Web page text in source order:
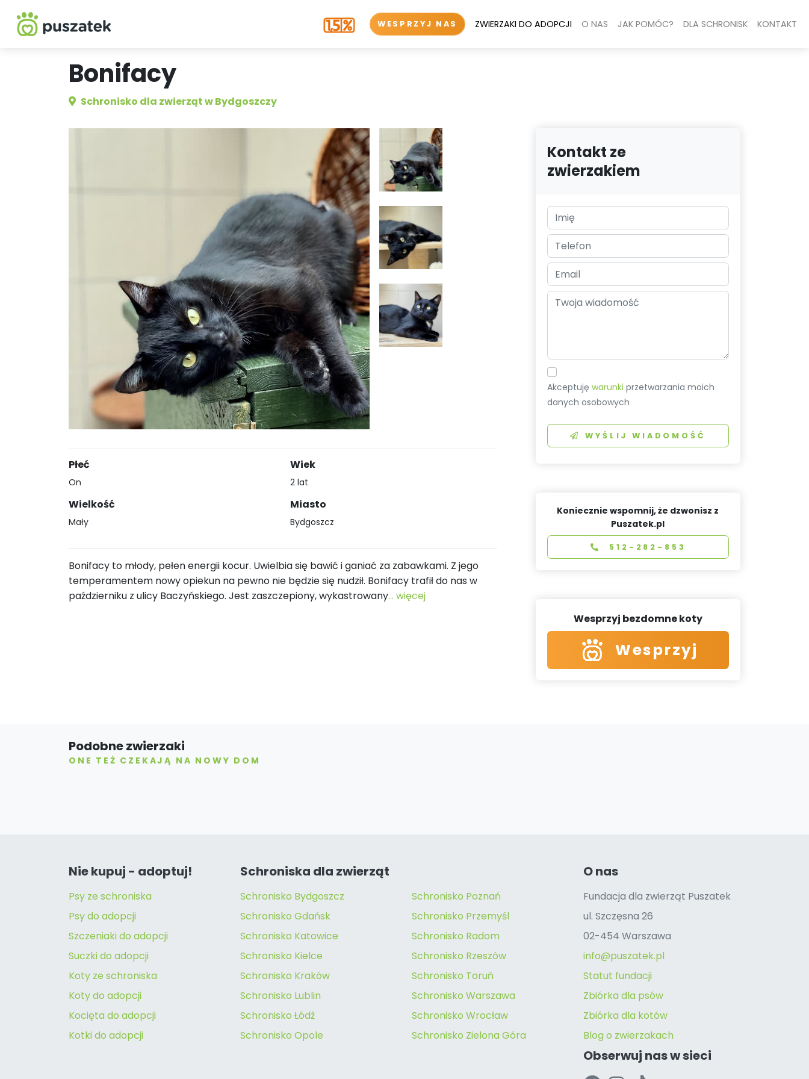
WESPRZYJ NAS ZWIERZAKI DO ADOPCJI O NAS JAK POMÓC? DLA SCHRONISK KONTAKT
Bonifacy
Schronisko dla zwierząt w Bydgoszczy
Płeć
On
Wielkość
Mały
Wiek
2 lat
Miasto
Bydgoszcz
Bonifacy to młody, pełen energii kocur. Uwielbia się bawić i ganiać za zabawkami. Z jego
temperamentem nowy opiekun na pewno nie będzie się nudził. Bonifacy trafił do nas w
październiku z ulicy Baczyńskiego. Jest zaszczepiony, wykastrowany... więcej
Kontakt ze
zwierzakiem
Akceptujęwarunki przetwarzania moich
danych osobowych
WYŚLIJ WIADOMOŚĆ
Koniecznie wspomnij, że dzwonisz z
Puszatek.pl
512-282-853
Wesprzyj bezdomne koty
Wesprzyj
Podobne zwierzaki
ONE TEŻ CZEKAJĄ NA NOWY DOM
Nie kupuj - adoptuj!
Psy ze schroniska
Psy do adopcji
Szczeniaki do adopcji
Suczki do adopcji
Koty ze schroniska
Koty do adopcji
Kocięta do adopcji
Kotki do adopcji
Schroniska dla zwierząt
Schronisko Bydgoszcz
Schronisko Gdańsk
Schronisko Katowice
Schronisko Kielce
Schronisko Kraków
Schronisko Lublin
Schronisko Łódź
Schronisko Opole
Schronisko Poznań
Schronisko Przemyśl
Schronisko Radom
Schronisko Rzeszów
Schronisko Toruń
Schronisko Warszawa
Schronisko Wrocław
Schronisko Zielona Góra
O nas
Fundacja dla zwierząt Puszatek
ul. Szczęsna 26
02-454 Warszawa
info@puszatek.pl
Statut fundacji
Zbiórka dla psów
Zbiórka dla kotów
Blog o zwierzakach
Obserwuj nas w sieci